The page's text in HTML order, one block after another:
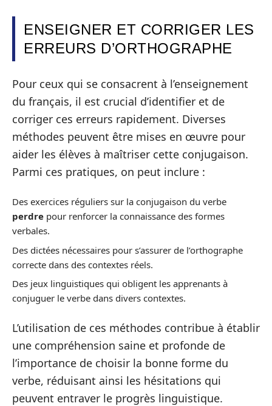
ENSEIGNER ET CORRIGER LES
ERREURS D’ORTHOGRAPHE
Pour ceux qui se consacrent à l’enseignement
du français, il est crucial d’identifier et de
corriger ces erreurs rapidement. Diverses
méthodes peuvent être mises en œuvre pour
aider les élèves à maîtriser cette conjugaison.
Parmi ces pratiques, on peut inclure :
Des exercices réguliers sur la conjugaison du verbe
perdre pour renforcer la connaissance des formes
verbales.
Des dictées nécessaires pour s’assurer de l’orthographe
correcte dans des contextes réels.
Des jeux linguistiques qui obligent les apprenants à
conjuguer le verbe dans divers contextes.
L’utilisation de ces méthodes contribue à établir
une compréhension saine et profonde de
l’importance de choisir la bonne forme du
verbe, réduisant ainsi les hésitations qui
peuvent entraver le progrès linguistique.